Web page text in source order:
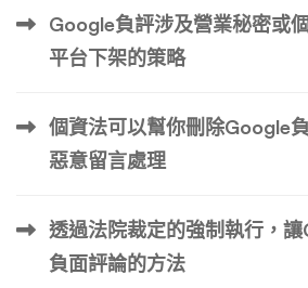
Google負評涉及營業秘密或
平台下架的策略
個資法可以幫你刪除Google
惡意留言處理
透過法院裁定的強制執行，
負面評論的方法